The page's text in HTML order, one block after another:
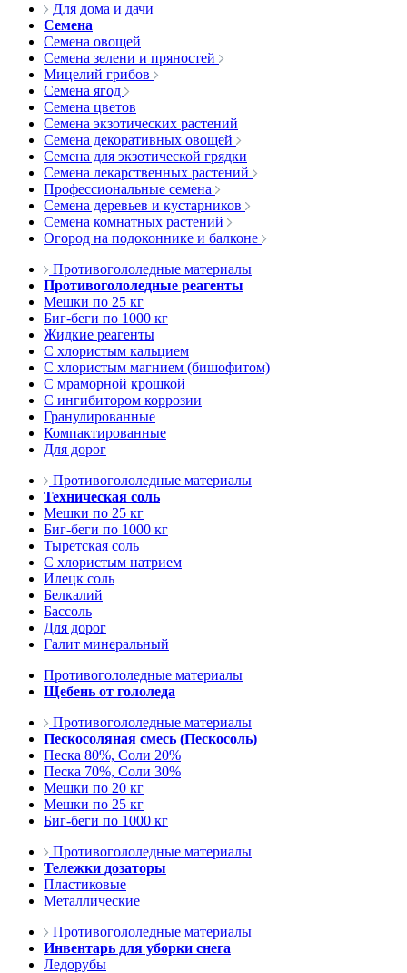
Для дома и дачи
Семена
Семена овощей
Семена зелени и пряностей
Мицелий грибов
Семена ягод
Семена цветов
Семена экзотических растений
Семена декоративных овощей
Семена для экзотической грядки
Семена лекарственных растений
Профессиональные семена
Семена деревьев и кустарников
Семена комнатных растений
Огород на подоконнике и балконе
Противогололедные материалы
Противогололедные реагенты
Мешки по 25 кг
Биг-беги по 1000 кг
Жидкие реагенты
С хлористым кальцием
С хлористым магнием (бишофитом)
С мраморной крошкой
С ингибитором коррозии
Гранулированные
Компактированные
Для дорог
Противогололедные материалы
Техническая соль
Мешки по 25 кг
Биг-беги по 1000 кг
Тыретская соль
С хлористым натрием
Илецк соль
Белкалий
Бассоль
Для дорог
Галит минеральный
Противогололедные материалы
Щебень от гололеда
Противогололедные материалы
Пескосоляная смесь (Пескосоль)
Песка 80%, Соли 20%
Песка 70%, Соли 30%
Мешки по 20 кг
Мешки по 25 кг
Биг-беги по 1000 кг
Противогололедные материалы
Тележки дозаторы
Пластиковые
Металлические
Противогололедные материалы
Инвентарь для уборки снега
Ледорубы